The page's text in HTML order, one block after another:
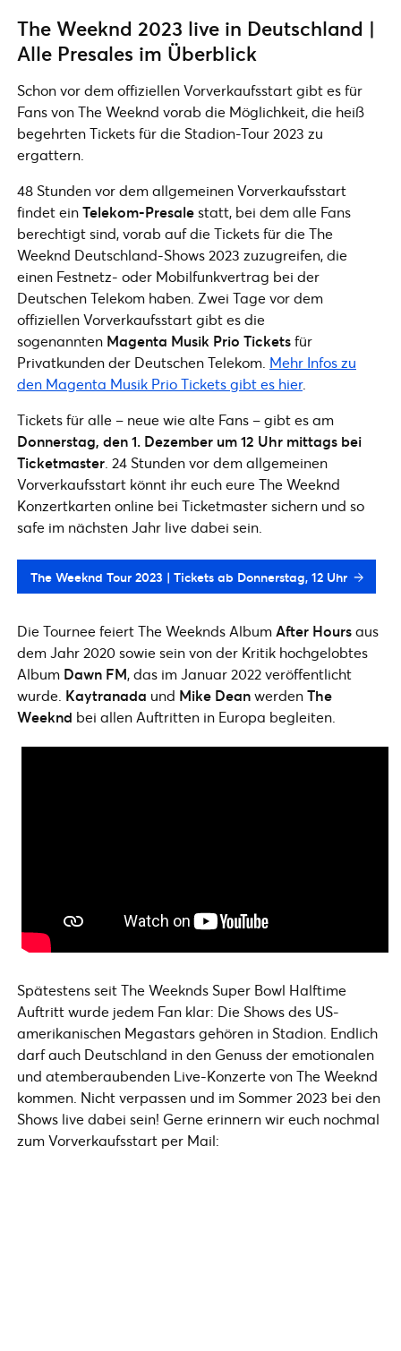
The Weeknd 2023 live in Deutschland |
Alle Presales im Überblick
Schon vor dem offiziellen Vorverkaufsstart gibt es für
Fans von The Weeknd vorab die Möglichkeit, die heiß
begehrten Tickets für die Stadion-Tour 2023 zu
ergattern.
48 Stunden vor dem allgemeinen Vorverkaufsstart
findet einTelekom-Presalestatt, bei dem alle Fans
berechtigt sind, vorab auf die Tickets für die The
Weeknd Deutschland-Shows 2023 zuzugreifen, die
einen Festnetz- oder Mobilfunkvertrag bei der
Deutschen Telekom haben. Zwei Tage vor dem
offiziellen Vorverkaufsstart gibt es die
sogenannten Magenta Musik Prio Ticketsfür
Privatkunden der Deutschen Telekom. Mehr Infos zu
den Magenta Musik Prio Tickets gibt es hier.
Tickets für alle – neue wie alte Fans – gibt es am
Donnerstag, den 1. Dezember um 12 Uhr mittags bei
Ticketmaster . 24 Stunden vor dem allgemeinen
Vorverkaufsstart könnt ihr euch eure The Weeknd
Konzertkarten online bei Ticketmaster sichern und so
safe im nächsten Jahr live dabei sein.
The Weeknd Tour 2023 | Tickets ab Donnerstag, 12 Uhr
Die Tournee feiert The Weeknds AlbumAfter Hoursaus
dem Jahr 2020 sowie sein von der Kritik hochgelobtes
Album Dawn FM, das im Januar 2022 veröffentlicht
wurde. Kaytranada und Mike DeanwerdenThe
Weeknd bei allen Auftritten in Europa begleiten.
Spätestens seit The Weeknds Super Bowl Halftime
Auftritt wurde jedem Fan klar: Die Shows des US-
amerikanischen Megastars gehören in Stadion. Endlich
darf auch Deutschland in den Genuss der emotionalen
und atemberaubenden Live-Konzerte von The Weeknd
kommen. Nicht verpassen und im Sommer 2023 bei den
Shows live dabei sein! Gerne erinnern wir euch nochmal
zum Vorverkaufsstart per Mail: